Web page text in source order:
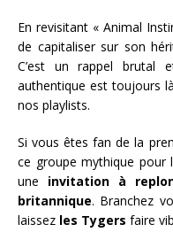
En revisitant « Animal
de capitaliser sur son
C’est un rappel brutal
authentique est toujours
nos playlists.
Si vous êtes fan de la
ce groupe mythique
une invitation à
britannique. Branchez
laissez les Tygers faire